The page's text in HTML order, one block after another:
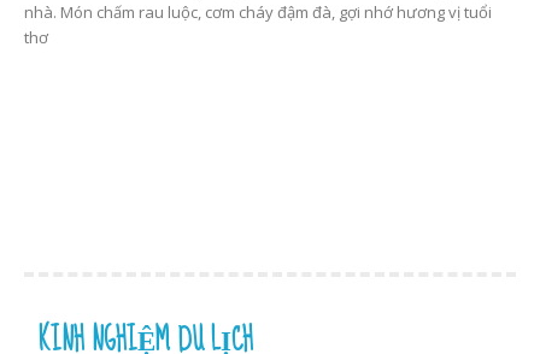
nhà. Món chấm rau luộc, cơm cháy đậm đà, gợi nhớ hương vị tuổi
thơ
KINH NGHIỆM DU LỊCH